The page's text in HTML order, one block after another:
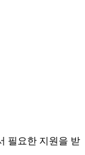
필요한 지원을 받